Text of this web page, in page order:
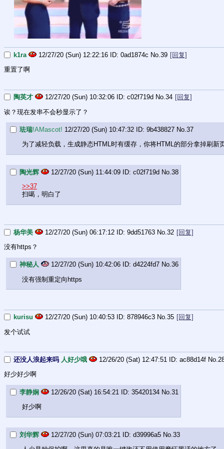
k1ra 12/27/20 (Sun) 12:22:16 0ad1874c No. 39 [回复]
重置了啊
陶英才 12/27/20 (Sun) 10:32:06 c02f719d No.34 [回复]
诶？现在发串不会秒显示了？
珐瑞!AMascot! 12/27/20 (Sun) 10:47:32 9b438827 No. 37
为了减轻负载，生成静态HTML时有缓存，你将HTML的部分拿掉刷新
陶光辉 12/27/20 (Sun) 11:44:09 c02f719d No. 38
>>37
扫噶，明白了
杨华美 12/27/20 (Sun) 06:17:12 9dd51763 No. 32 [回复]
没有https？
神秘人 12/27/20 (Sun) 10:42:06 d4224fd7 No.36
没有强制重定向https
kurisu 12/27/20 (Sun) 10:40:53 878946c3 No.35 [回复]
发个试试
还没人浪起来吗 人好少哦 12/26/20 (Sat) 12:47:51 ac88d14f No.
好少好少啊
李静娴 12/26/20 (Sat) 16:54:21 35420134 No. 31
好少啊
刘华辉 12/27/20 (Sun) 07:03:21 d39996a5 No. 33